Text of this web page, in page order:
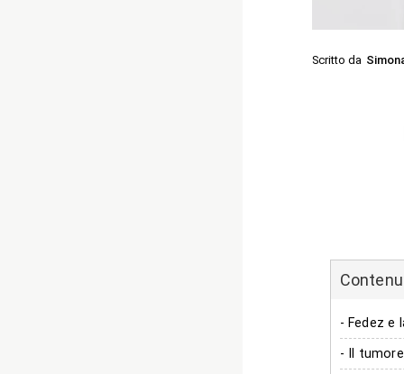
Scritto da
- Fedez e
- Il